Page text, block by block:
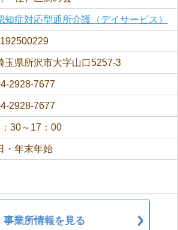
知症対応型通所介護（デイサービス）
玉県所沢市大字山口5257-3
2928-7677
2928-7677
30～17：00
・年末年始
事業所情報を見る